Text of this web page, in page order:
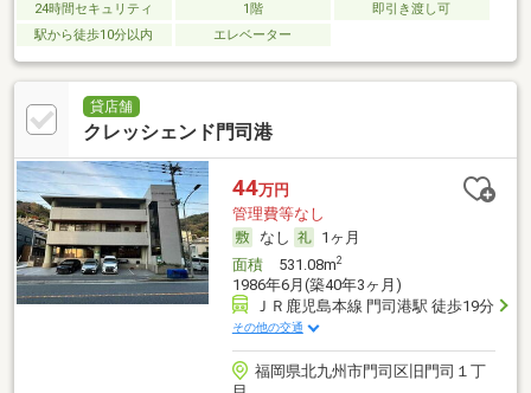
24時間セキュリティ 1階
即引き渡し可
駅から徒歩10分以内
エレベーター
貸店舗
クレッシェンド門司港
44万円
管理費等なし
なし
1ヶ月
面積531.08m2
1986年6月(築40年3ヶ月)
ＪＲ鹿児島本線 門司港駅 徒歩19分
その他の交通
福岡県北九州市門司区旧門司１丁